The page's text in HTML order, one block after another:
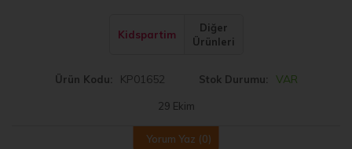
Kidspartim
Diğer
Ürünleri
Ürün Kodu KP01652 Stok Durumu VAR
29 Ekim
Yorum Yaz (0)